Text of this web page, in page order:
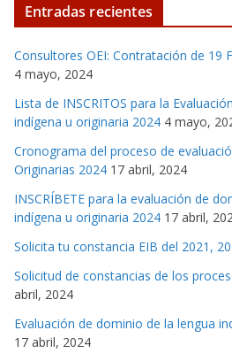
Entradas recientes
Consultores OEI: Contratación de 19
4 mayo, 2024
Lista de INSCRITOS para la
indígena u originaria 2024 4 mayo,
Cronograma del proceso de
Originarias 2024 17 abril, 2024
INSCRÍBETE para la evaluación de
indígena u originaria 2024 17 abril,
Solicita tu constancia EIB del 2021,
Solicitud de constancias de los
abril, 2024
Evaluación de dominio de la lengua
17 abril, 2024